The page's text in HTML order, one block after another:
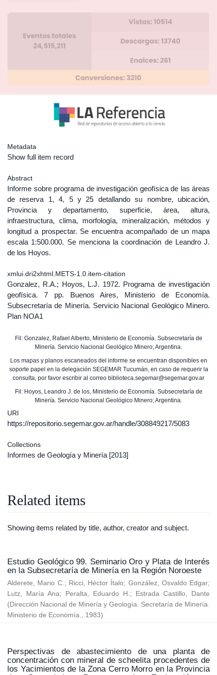
Metadata
Show full item record
Abstract
Informe sobre programa de investigación geofísica de las áreas
de reserva 1, 4, 5 y 25 detallando su nombre, ubicación,
Provincia y departamento, superficie, área, altura,
infraestructura, clima, morfología, mineralización, métodos y
longitud a prospectar. Se encuentra acompañado de un mapa
escala 1:500.000. Se menciona la coordinación de Leandro J.
de los Hoyos.
xmlui.dri2xhtml.METS-1.0.item-citation
Gonzalez, R.A.; Hoyos, L.J. 1972. Programa de investigación
geofísica. 7 pp. Buenos Aires, Ministerio de Economía.
Subsecretaría de Minería. Servicio Nacional Geológico Minero.
Plan NOA1
Fil: Gonzalez, Rafael Alberto, Ministerio de Economía. Subsecretaría de
Minería. Servicio Nacional Geológico Minero; Argentina.
Los mapas y planos escaneados del informe se encuentran disponibles en
soporte papel en la delegación SEGEMAR Tucumán, en caso de requerir la
consulta, por favor escribir al correo biblioteca.segemar@segemar.gov.ar
Fil: Hoyos, Leandro J. de los, Ministerio de Economía. Subsecretaría de
Minería. Servicio Nacional Geológico Minero; Argentina.
URI
https://repositorio.segemar.gov.ar/handle/308849217/5083
Collections
Informes de Geología y Minería [2013]
Related items
Showing items related by title, author, creator and subject.
Estudio Geológico 99. Seminario Oro y Plata de Interés
en la Subsecretaría de Minería en la Región Noroeste
Alderete, Mario C. ; Ricci, Héctor Ítalo; González, Osvaldo Edgar;
Lutz, María Ana; Peralta, Eduardo H. ; Estrada Castillo, Dante
(Dirección Nacional de Minería y Geología. Secretaría de Minería.
Ministerio de Economía.
1983)
Perspectivas de abastecimiento de una planta de
concentración con mineral de scheelita procedentes de
los Yacimientos de la Zona Cerro Morro en la Provincia